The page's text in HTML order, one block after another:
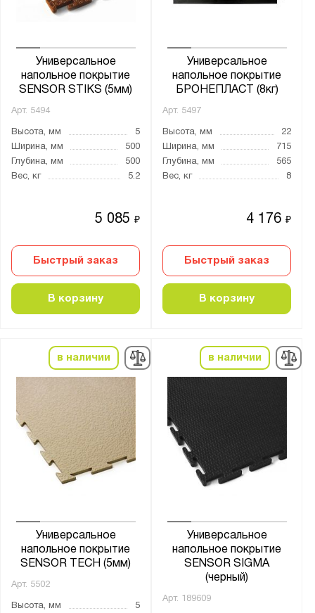
Универсальное
напольное покрытие
SENSOR STIKS (5мм)
Арт. 5494
Высота, мм
5
Ширина, мм
500
Глубина, мм
500
Вес, кг
5.2
5 085₽
Быстрый заказ
В корзину
Универсальное
напольное покрытие
БРОНЕПЛАСТ (8кг)
Арт. 5497
Высота, мм
22
Ширина, мм
715
Глубина, мм
565
Вес, кг
8
4 176₽
Быстрый заказ
В корзину
в наличии
Универсальное
напольное покрытие
SENSOR TECH (5мм)
Арт. 5502
Высота, мм 5
в наличии
Универсальное
напольное покрытие
SENSOR SIGMA
(черный)
Арт. 189609